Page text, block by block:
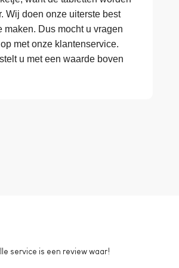
Wij doen onze uiterste best
Dus mocht u vragen
met onze klantenservice.
u met een waarde boven
service is een review waar!